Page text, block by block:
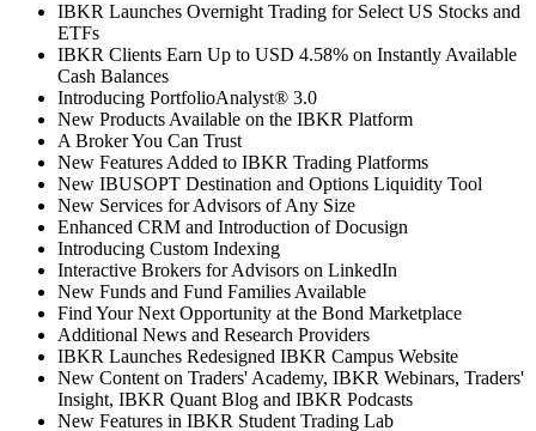
IBKR Launches Overnight Trading for Select US Stocks and
ETFs
IBKR Clients Earn Up to USD 4.58% on Instantly Available
Cash Balances
Introducing PortfolioAnalyst® 3.0
New Products Available on the IBKR Platform
A Broker You Can Trust
New Features Added to IBKR Trading Platforms
New IBUSOPT Destination and Options Liquidity Tool
New Services for Advisors of Any Size
Enhanced CRM and Introduction of Docusign
Introducing Custom Indexing
Interactive Brokers for Advisors on LinkedIn
New Funds and Fund Families Available
Find Your Next Opportunity at the Bond Marketplace
Additional News and Research Providers
IBKR Launches Redesigned IBKR Campus Website
New Content on Traders' Academy, IBKR Webinars, Traders'
Insight, IBKR Quant Blog and IBKR Podcasts
New Features in IBKR Student Trading Lab